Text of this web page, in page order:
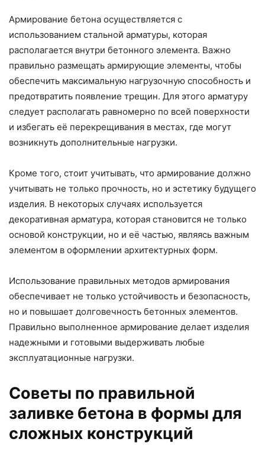
Армирование бетона осуществляется с
использованием стальной арматуры, которая
располагается внутри бетонного элемента. Важно
правильно размещать армирующие элементы, чтобы
обеспечить максимальную нагрузочную способность и
предотвратить появление трещин. Для этого арматуру
следует располагать равномерно по всей поверхности
и избегать её перекрещивания в местах, где могут
возникнуть дополнительные нагрузки.
Кроме того, стоит учитывать, что армирование должно
учитывать не только прочность, но и эстетику будущего
изделия. В некоторых случаях используется
декоративная арматура, которая становится не только
основой конструкции, но и её частью, являясь важным
элементом в оформлении архитектурных форм.
Использование правильных методов армирования
обеспечивает не только устойчивость и безопасность,
но и повышает долговечность бетонных элементов.
Правильно выполненное армирование делает изделия
надежными и готовыми выдерживать любые
эксплуатационные нагрузки.
Советы по правильной
заливке бетона в формы для
сложных конструкций